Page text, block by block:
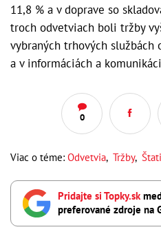
11,8 % a v doprave so
troch odvetviach boli tržby
vybraných trhových službách
a v informáciách a
0
Viac o téme: Odvetvia, Tržby,
Pridajte si Topky.sk
preferované zdroje na